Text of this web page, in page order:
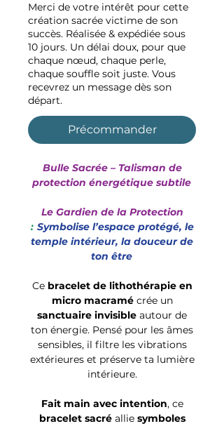
Merci de votre intérêt pour cette
création sacrée victime de son
succès. Réalisée & expédiée sous
10 jours. Un délai doux, pour que
chaque nœud, chaque perle,
chaque souffle soit juste. Vous
recevrez un message dès son
départ.
Précommander
Bulle Sacrée – Talisman de
protection énergétique subtile
Le Gardien de la Protection
: Symbolise l’espace protégé, le
temple intérieur, la douceur de
ton être
Ce bracelet de lithothérapie en
micro macramécrée un
sanctuaire invisible autour de
ton énergie. Pensé pour les âmes
sensibles, il filtre les vibrations
extérieures et préserve ta lumière
intérieure.
Fait main avec intention, ce
bracelet sacréallie symboles